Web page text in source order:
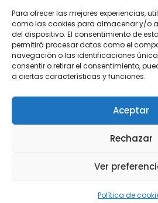
Para ofrecer las mejores experiencias,
como las cookies para almacenar y/o
del dispositivo. El consentimiento de
permitirá procesar datos como el
navegación o las identificaciones
consentir o retirar el consentimiento,
a ciertas características y funciones.
Aceptar
Rechazar
Ver
Política de
Avenida Galileo Galilei, 12
15.008 · A Coruña · España
Teléfono:881.069.303
WhatsApp:616.897.466
Cookies
Silva SD · 2026 |